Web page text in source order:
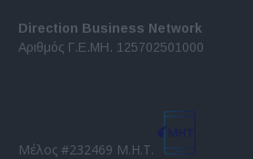
Direction Business Network
Αριθμός Γ.Ε.ΜΗ. 125702501000
Μέλος #232469 Μ.Η.Τ.